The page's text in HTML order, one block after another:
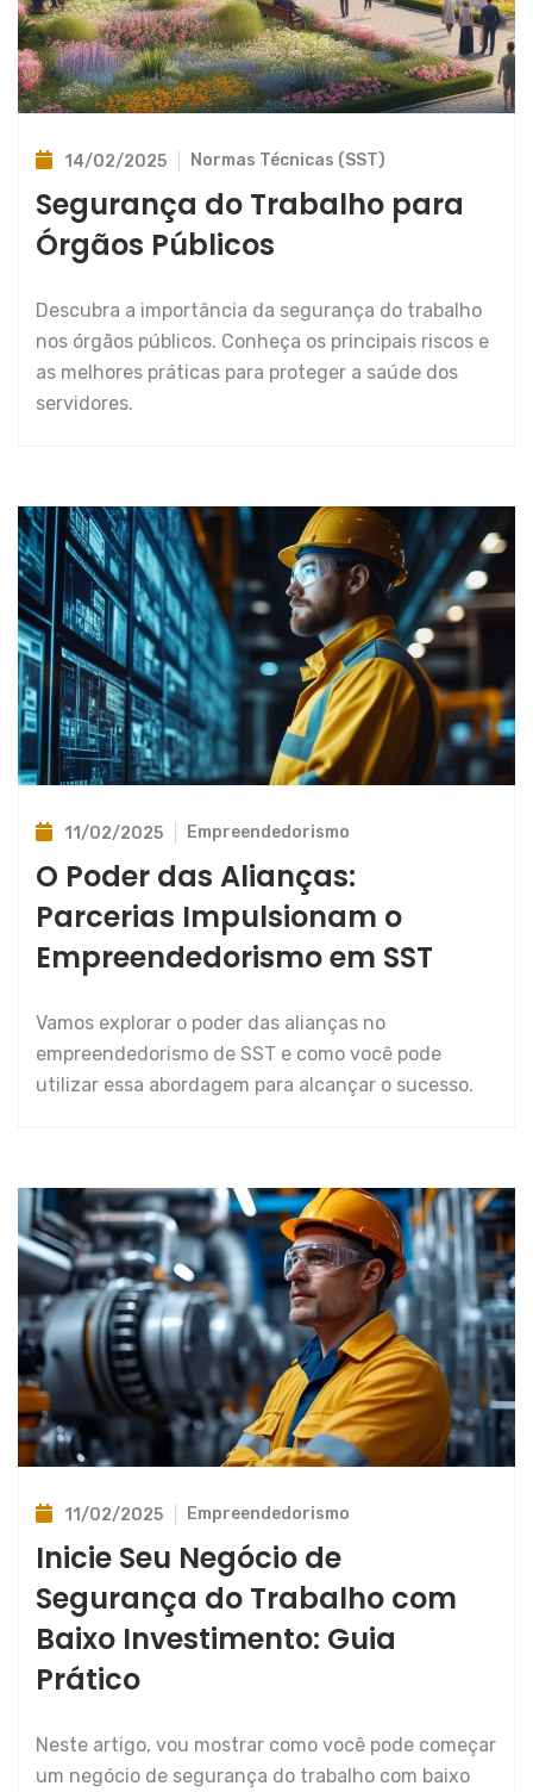
14/02/2025 Normas Técnicas (SST)
Segurança do Trabalho para
Órgãos Públicos
Descubra a importância da segurança do trabalho
nos órgãos públicos. Conheça os principais riscos e
as melhores práticas para proteger a saúde dos
servidores.
11/02/2025 Empreendedorismo
O Poder das Alianças:
Parcerias Impulsionam o
Empreendedorismo em SST
Vamos explorar o poder das alianças no
empreendedorismo de SST e como você pode
utilizar essa abordagem para alcançar o sucesso.
11/02/2025 Empreendedorismo
Inicie Seu Negócio de
Segurança do Trabalho com
Baixo Investimento: Guia
Prático
Neste artigo, vou mostrar como você pode começar
um negócio de segurança do trabalho com baixo